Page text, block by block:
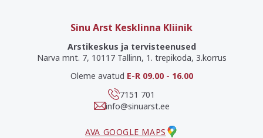
Sinu Arst Kesklinna Kliinik
Arstikeskus ja tervisteenused
Narva mnt. 7, 10117 Tallinn, 1. trepikoda, 3.korrus
Oleme avatud E-R 09.00 - 16.00
7151 701
info@sinuarst.ee
AVA GOOGLE MAPS